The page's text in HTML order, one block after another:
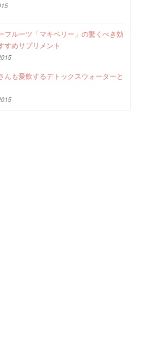
フルーツ「マキベリー」の驚くべき効
すめサプリメント
んも愛飲するデトックスウォーターと